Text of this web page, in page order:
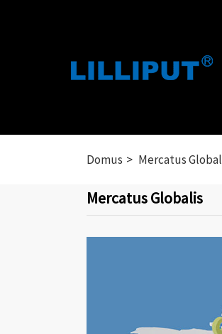
Domus Mercatus
Mercatus Globalis